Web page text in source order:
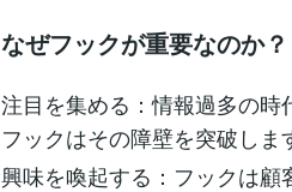
なぜフックが重要なのか？
注目を集める：情報過多の時
フックはその障壁を突破しま
興味を喚起する：フックは